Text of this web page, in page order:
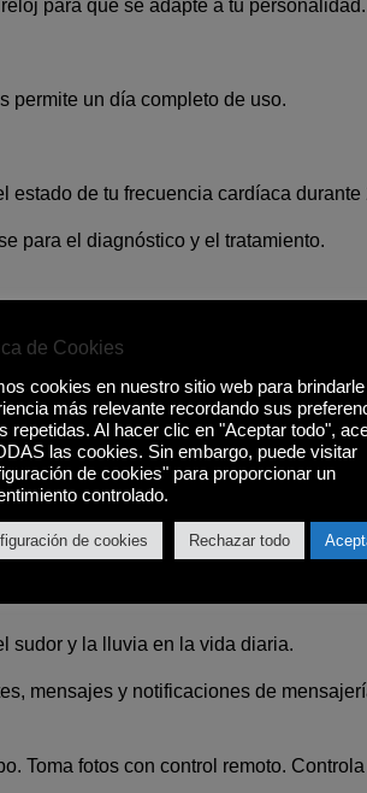
para que se adapte a tu personalidad.
permite un día completo de uso.
de tu frecuencia cardíaca durante
para el diagnóstico y el tratamiento.
salud en cualquier momento y lugar.
registra todos tus esfuerzos.
registra los períodos de sueño
sudor y la lluvia en la vida diaria.
mensajes y notificaciones de
Toma fotos con control remoto.
de Cookies
cookies en nuestro sitio web para
más relevante recordando sus
repetidas. Al hacer clic en "Aceptar todo",
las cookies. Sin embargo, puede visitar
de cookies" para proporcionar un
controlado.
de cookies Rechazar todo